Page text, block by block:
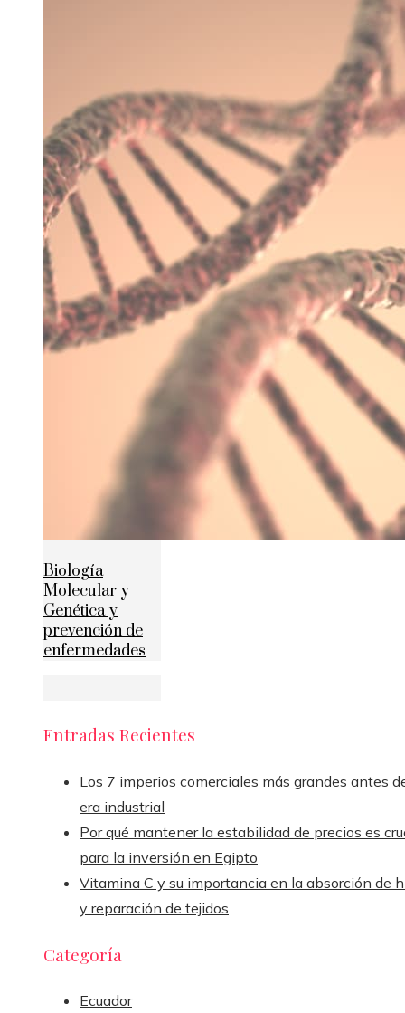
Biología
Molecular y
Genética y
prevención de
enfermedades
Entradas Recientes
Los 7 imperios comerciales más grandes antes
era industrial
Por qué mantener la estabilidad de precios es
para la inversión en Egipto
Vitamina C y su importancia en la absorción de
y reparación de tejidos
Categoría
Ecuador